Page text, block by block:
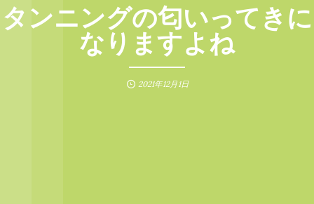
タンニングの匂いってきに
なりますよね
2021年12月1日